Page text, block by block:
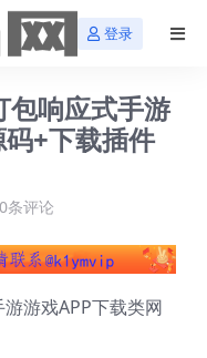
登录
包响应式手游
+下载插件
0条评论
游戏APP下载类网